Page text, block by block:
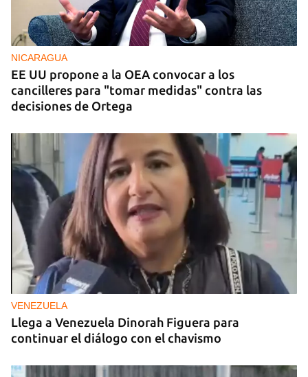
NICARAGUA
EE UU propone a la OEA convocar a los
cancilleres para "tomar medidas" contra las
decisiones de Ortega
VENEZUELA
Llega a Venezuela Dinorah Figuera para
continuar el diálogo con el chavismo